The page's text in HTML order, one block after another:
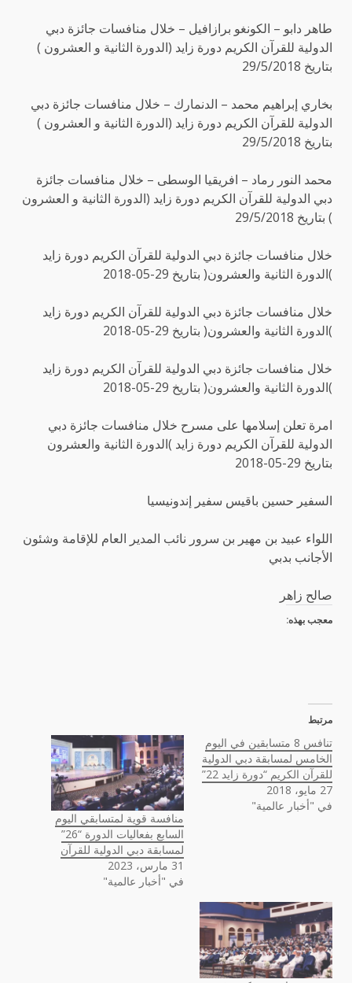
طاهر دابو – الكونغو برازافيل – خلال منافسات جائزة دبي
الدولية للقرآن الكريم دورة زايد (الدورة الثانية و العشرون )
بتاريخ 29/5/2018
بخاري إبراهيم محمد – الدنمارك – خلال منافسات جائزة دبي
الدولية للقرآن الكريم دورة زايد (الدورة الثانية و العشرون )
بتاريخ 29/5/2018
محمد النور رماد – افريقيا الوسطى – خلال منافسات جائزة
دبي الدولية للقرآن الكريم دورة زايد (الدورة الثانية و العشرون
) بتاريخ 29/5/2018
خلال منافسات جائزة دبي الدولية للقرآن الكريم دورة زايد
)الدورة الثانية والعشرون( بتاريخ 29-05-2018
خلال منافسات جائزة دبي الدولية للقرآن الكريم دورة زايد
)الدورة الثانية والعشرون( بتاريخ 29-05-2018
خلال منافسات جائزة دبي الدولية للقرآن الكريم دورة زايد
)الدورة الثانية والعشرون( بتاريخ 29-05-2018
امرة تعلن إسلامها على مسرح خلال منافسات جائزة دبي
الدولية للقرآن الكريم دورة زايد )الدورة الثانية والعشرون
بتاريخ 29-05-2018
السفير حسين باقيس سفير إندونيسيا
اللواء عبيد بن مهير بن سرور نائب المدير العام للإقامة وشئون
الأجانب بدبي
صالح زاهر
معجب بهذه:
مرتبط
تنافس 8 متسابقين في اليوم
الخامس لمسابقة دبي الدولية
للقرآن الكريم “دورة زايد 22”
27 مايو، 2018
في "أخبار عالمية"
منافسة قوية لمتسابقي اليوم
السابع بفعاليات الدورة “26”
لمسابقة دبي الدولية للقرآن
31 مارس، 2023
في "أخبار عالمية"